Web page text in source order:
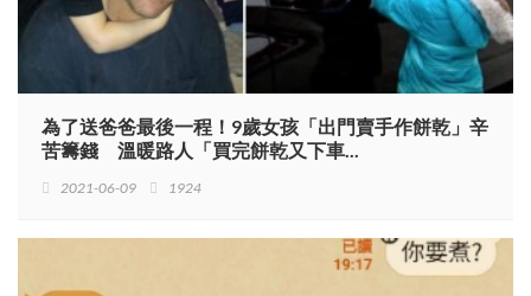
為了送爸爸最後一程！9歲女孩「出門賣手作餅乾」辛
苦籌錢 溫暖路人「買完餅乾又下車...
2021-06-09 1924